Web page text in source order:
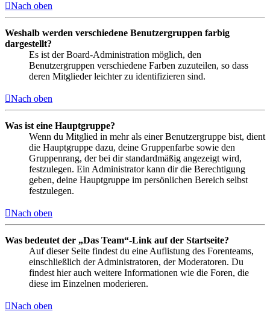
Nach oben
Weshalb werden verschiedene Benutzergruppen farbig
dargestellt?
Es ist der Board-Administration möglich, den
Benutzergruppen verschiedene Farben zuzuteilen, so dass
deren Mitglieder leichter zu identifizieren sind.
Nach oben
Was ist eine Hauptgruppe?
Wenn du Mitglied in mehr als einer Benutzergruppe bist, dient
die Hauptgruppe dazu, deine Gruppenfarbe sowie den
Gruppenrang, der bei dir standardmäßig angezeigt wird,
festzulegen. Ein Administrator kann dir die Berechtigung
geben, deine Hauptgruppe im persönlichen Bereich selbst
festzulegen.
Nach oben
Was bedeutet der „Das Team“-Link auf der Startseite?
Auf dieser Seite findest du eine Auflistung des Forenteams,
einschließlich der Administratoren, der Moderatoren. Du
findest hier auch weitere Informationen wie die Foren, die
diese im Einzelnen moderieren.
Nach oben